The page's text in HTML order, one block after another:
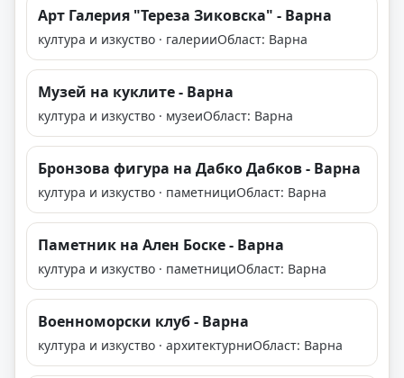
Арт Галерия "Тереза Зиковска" - Варна
култура и изкуство · галерииОбласт: Варна
Музей на куклите - Варна
култура и изкуство · музеиОбласт: Варна
Бронзова фигура на Дабко Дабков - Варна
култура и изкуство · паметнициОбласт: Варна
Паметник на Ален Боске - Варна
култура и изкуство · паметнициОбласт: Варна
Военноморски клуб - Варна
култура и изкуство · архитектурниОбласт: Варна